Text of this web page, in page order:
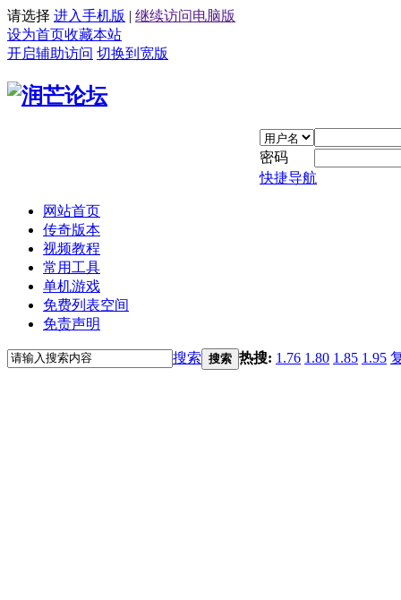
请选择 进入手机版 | 继续访问电脑版
设为首页收藏本站
开启辅助访问 切换到宽版
密码
快捷导航
网站首页
传奇版本
视频教程
常用工具
单机游戏
免费列表空间
免责声明
搜索 搜索 热搜: 1.76 1.80 1.85 1.95